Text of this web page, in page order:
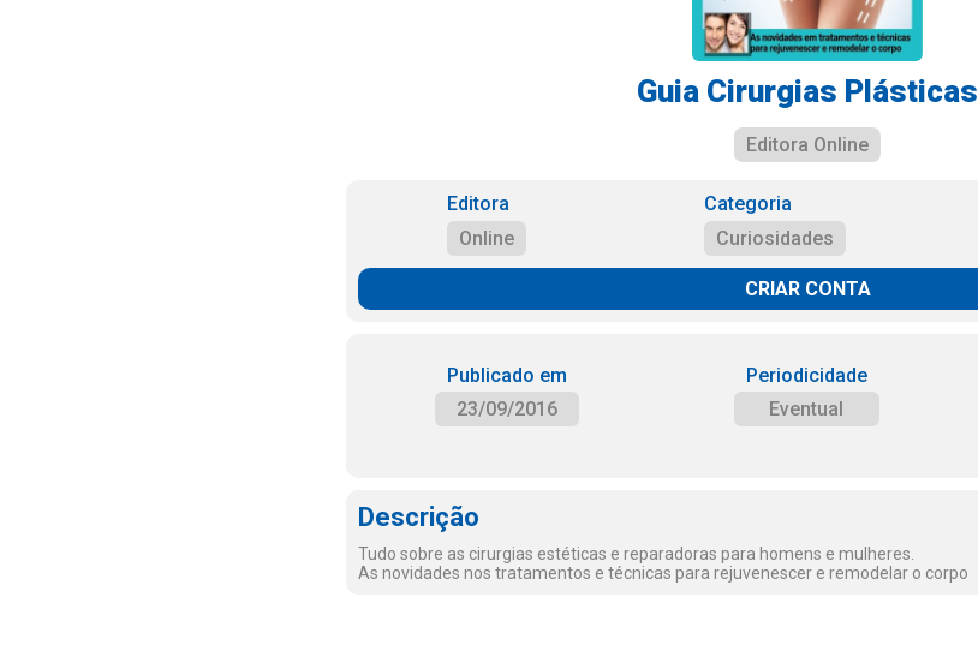
Guia Cirurgias Plásticas
Editora Online
Editora
Online
Categoria
Curiosidades
CRIAR CONTA
Publicado em
23/09/2016
Periodicidade
Eventual
Descrição
Tudo sobre as cirurgias estéticas e reparadoras para homens e mulheres.
As novidades nos tratamentos e técnicas para rejuvenescer e remodelar o corpo